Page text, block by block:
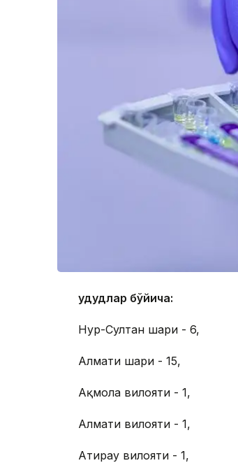
Ҳудудлар бўйича:
Нур-Султан шаҳри - 6,
Алмати шаҳри - 15,
Ақмола вилояти - 1,
Алмати вилояти - 1,
Атирау вилояти - 1,